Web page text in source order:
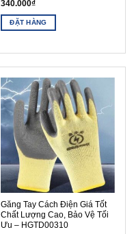
Được xếp
hạng55
sao
340.000₫
ĐẶT HÀNG
Găng Tay Cách Điện Giá Tốt
Chất Lượng Cao, Bảo Vệ Tối
Ưu – HGTD00310